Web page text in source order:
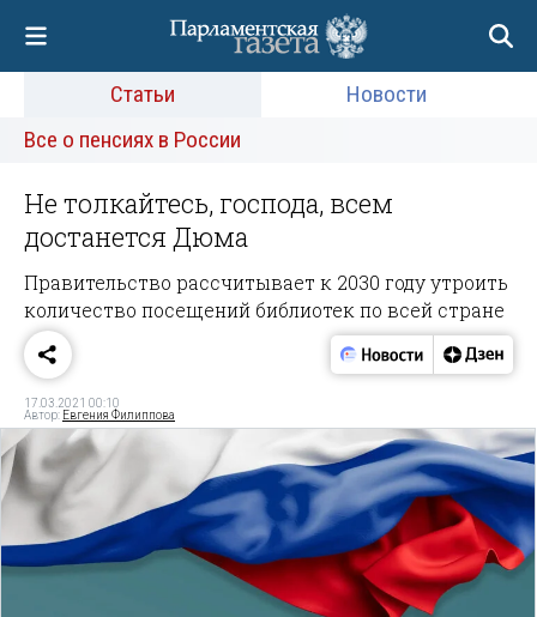
Статьи
Новости
Все о пенсиях в России
Не толкайтесь, господа, всем
достанется Дюма
Правительство рассчитывает к 2030 году утроить
количество посещений библиотек по всей стране
17.03.2021 00:10
Автор: Евгения Филиппова